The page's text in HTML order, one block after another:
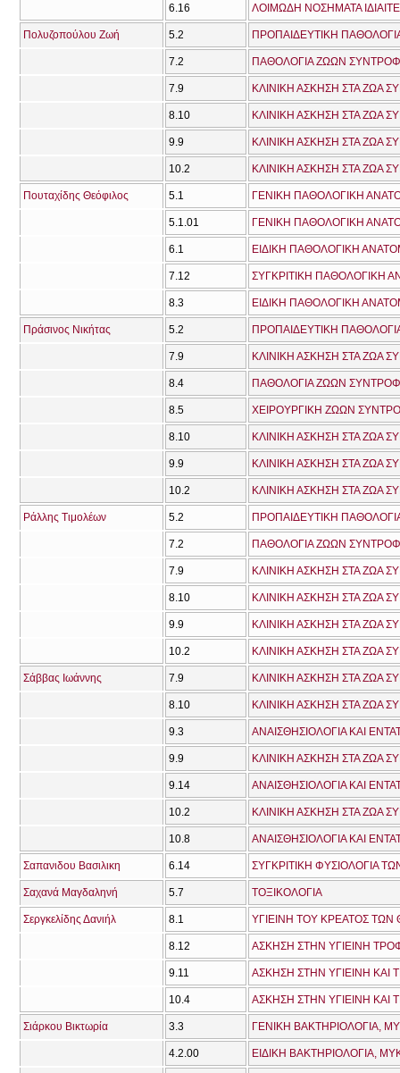
6.16 ΛΟΙΜΩΔΗ ΝΟΣΗΜΑΤΑ
Πολυζοπούλου Ζωή 5.2 ΠΡΟΠΑΙΔΕΥΤΙΚΗ
7.2 ΠΑΘΟΛΟΓΙΑ ΖΩΩΝ
7.9 ΚΛΙΝΙΚΗ ΑΣΚΗΣΗ ΣΤΑ ΖΩΑ
8.10 ΚΛΙΝΙΚΗ ΑΣΚΗΣΗ ΣΤΑ ΖΩΑ
9.9 ΚΛΙΝΙΚΗ ΑΣΚΗΣΗ ΣΤΑ ΖΩΑ
10.2 ΚΛΙΝΙΚΗ ΑΣΚΗΣΗ ΣΤΑ ΖΩΑ
Πουταχίδης Θεόφιλος 5.1 ΓΕΝΙΚΗ ΠΑΘΟΛΟΓΙΚΗ
5.1.01 ΓΕΝΙΚΗ ΠΑΘΟΛΟΓΙΚΗ
6.1 ΕΙΔΙΚΗ ΠΑΘΟΛΟΓΙΚΗ
7.12 ΣΥΓΚΡΙΤΙΚΗ ΠΑΘΟΛΟΓΙΚΗ
8.3 ΕΙΔΙΚΗ ΠΑΘΟΛΟΓΙΚΗ
Πράσινος Νικήτας 5.2 ΠΡΟΠΑΙΔΕΥΤΙΚΗ
7.9 ΚΛΙΝΙΚΗ ΑΣΚΗΣΗ ΣΤΑ ΖΩΑ
8.4 ΠΑΘΟΛΟΓΙΑ ΖΩΩΝ
8.5 ΧΕΙΡΟΥΡΓΙΚΗ ΖΩΩΝ
8.10 ΚΛΙΝΙΚΗ ΑΣΚΗΣΗ ΣΤΑ ΖΩΑ
9.9 ΚΛΙΝΙΚΗ ΑΣΚΗΣΗ ΣΤΑ ΖΩΑ
10.2 ΚΛΙΝΙΚΗ ΑΣΚΗΣΗ ΣΤΑ ΖΩΑ
Ράλλης Τιμολέων 5.2 ΠΡΟΠΑΙΔΕΥΤΙΚΗ
7.2 ΠΑΘΟΛΟΓΙΑ ΖΩΩΝ
7.9 ΚΛΙΝΙΚΗ ΑΣΚΗΣΗ ΣΤΑ ΖΩΑ
8.10 ΚΛΙΝΙΚΗ ΑΣΚΗΣΗ ΣΤΑ ΖΩΑ
9.9 ΚΛΙΝΙΚΗ ΑΣΚΗΣΗ ΣΤΑ ΖΩΑ
10.2 ΚΛΙΝΙΚΗ ΑΣΚΗΣΗ ΣΤΑ ΖΩΑ
Σάββας Ιωάννης 7.9 ΚΛΙΝΙΚΗ ΑΣΚΗΣΗ ΣΤΑ ΖΩΑ
8.10 ΚΛΙΝΙΚΗ ΑΣΚΗΣΗ ΣΤΑ ΖΩΑ
9.3 ΑΝΑΙΣΘΗΣΙΟΛΟΓΙΑ ΚΑΙ
9.9 ΚΛΙΝΙΚΗ ΑΣΚΗΣΗ ΣΤΑ ΖΩΑ
9.14 ΑΝΑΙΣΘΗΣΙΟΛΟΓΙΑ ΚΑΙ
10.2 ΚΛΙΝΙΚΗ ΑΣΚΗΣΗ ΣΤΑ ΖΩΑ
10.8 ΑΝΑΙΣΘΗΣΙΟΛΟΓΙΑ ΚΑΙ
Σαπανιδου Βασιλικη 6.14 ΣΥΓΚΡΙΤΙΚΗ ΦΥΣΙΟΛΟΓΙΑ
Σαχανά Μαγδαληνή 5.7 ΤΟΞΙΚΟΛΟΓΙΑ
Σεργκελίδης Δανιήλ 8.1 ΥΓΙΕΙΝΗ ΤΟΥ ΚΡΕΑΤΟΣ
8.12 ΑΣΚΗΣΗ ΣΤΗΝ ΥΓΙΕΙΝΗ
9.11 ΑΣΚΗΣΗ ΣΤΗΝ ΥΓΙΕΙΝΗ
10.4 ΑΣΚΗΣΗ ΣΤΗΝ ΥΓΙΕΙΝΗ
Σιάρκου Βικτωρία 3.3 ΓΕΝΙΚΗ ΒΑΚΤΗΡΙΟΛΟΓΙΑ,
4.2.00